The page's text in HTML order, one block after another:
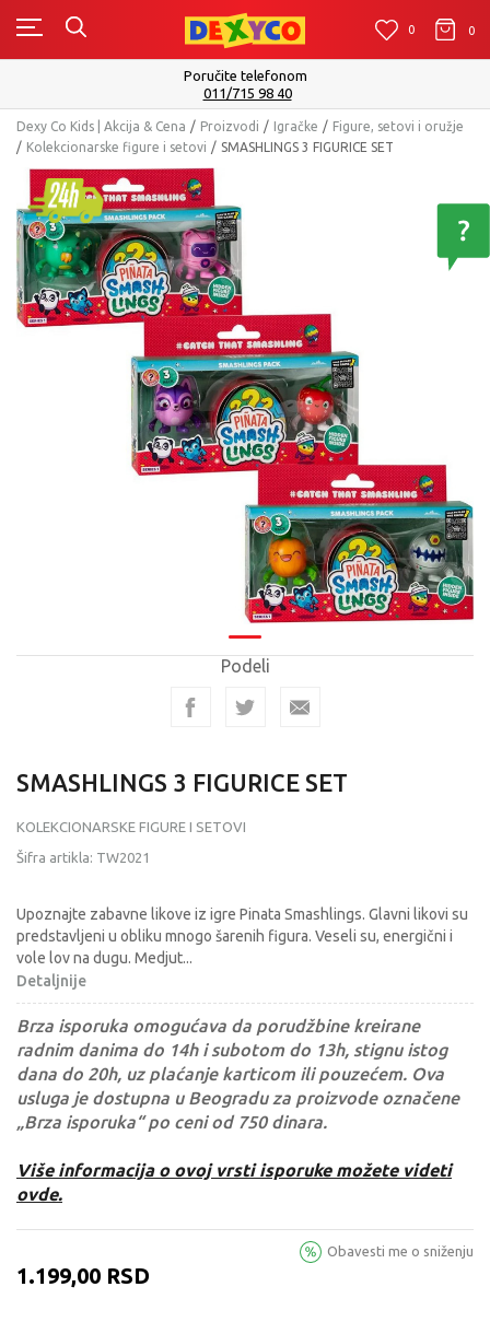
0 0 0
Isporuku možete očekivati u roku od 2 do 4 radna
Dexy Co Kids | Akcija & Cena Proizvodi Igračke
Figure, setovi i oružje
Kolekcionarske figure i setovi
SMASHLINGS 3 FIGURICE SET
Podeli
SMASHLINGS 3 FIGURICE SET
KOLEKCIONARSKE FIGURE I SETOVI
Šifra artikla: TW2021
Upoznajte zabavne likove iz igre Pinata Smashlings. Glavni likovi su
predstavljeni u obliku mnogo šarenih figura. Veseli su, energični i
vole lov na dugu. Medjut...
Detaljnije
Brza isporuka omogućava da porudžbine kreirane
radnim danima do 14h i subotom do 13h, stignu istog
dana do 20h, uz plaćanje karticom ili pouzećem. Ova
usluga je dostupna u Beogradu za proizvode označene
„Brza isporuka“ po ceni od 750 dinara.
Više informacija o ovoj vrsti isporuke možete videti
ovde.
1.199,00 RSD
Obavesti me o sniženju